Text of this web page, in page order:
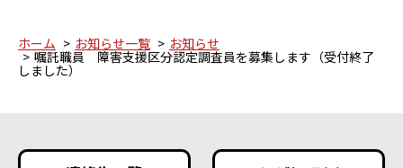
ホーム お知らせ一覧 お知らせ
嘱託職員 障害支援区分認定調査員を募集します（受付終了
しました）